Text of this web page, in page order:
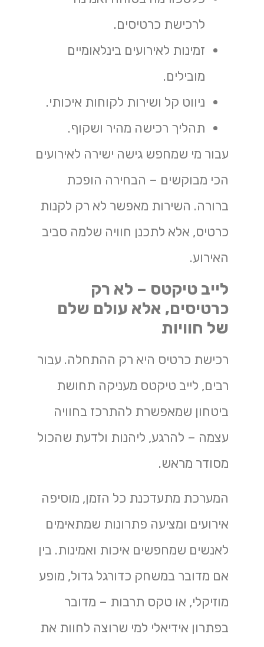
לרכישת כרטיסים.
זמינות לאירועים בינלאומיים
מובילים.
ניווט קל ושירות לקוחות איכותי.
תהליך רכישה מהיר ושקוף.
עבור מי שמחפש גישה ישירה לאירועים
הכי מבוקשים – הבחירה הופכת
ברורה. השירות מאפשר לא רק לקנות
כרטיס, אלא לתכנן חוויה שלמה סביב
האירוע.
לייב טיקטס – לא רק
כרטיסים, אלא עולם שלם
של חוויות
רכישת כרטיס היא רק ההתחלה. עבור
רבים, לייב טיקטס מעניקה תחושת
ביטחון שמאפשרת להתרכז בחוויה
עצמה – להרגע, ליהנות ולדעת שהכול
מסודר מראש.
המערכת מתעדכנת כל הזמן, מוסיפה
אירועים ומציעה פתרונות שמתאימים
לאנשים שמחפשים איכות ואמינות. בין
אם מדובר במשחק כדורגל גדול, מופע
מוזיקלי, או טקס תרבות – מדובר
בפתרון אידיאלי למי שרוצה לחוות את